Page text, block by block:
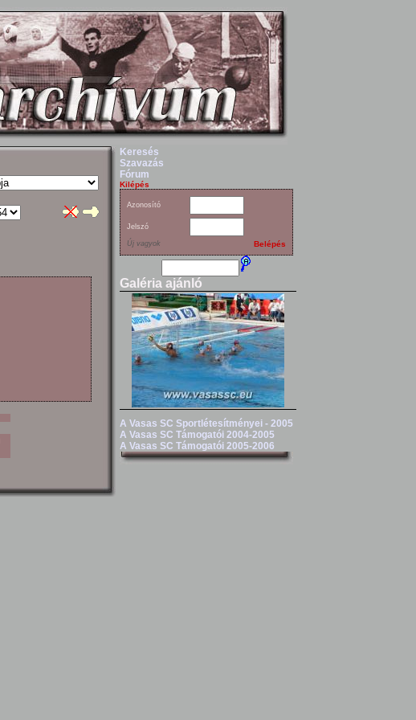
Keresés
Szavazás
Fórum
Kilépés
Azonosító
Jelszó
Új vagyok Belépés
Galéria ajánló
A Vasas SC Sportlétesítményei - 2005
A Vasas SC Támogatói 2004-2005
A Vasas SC Támogatói 2005-2006